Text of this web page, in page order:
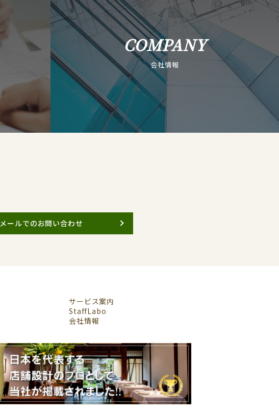
COMPANY
会社情報
メールでのお問い合わせ
サービス案内
StaffLabo
会社情報